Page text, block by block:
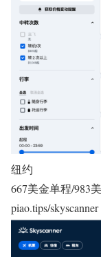
纽约
667美金单程/983
piao.tips/skyscanner